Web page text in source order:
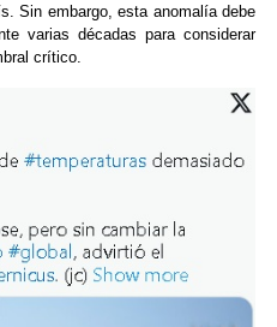
Sin embargo, esta anomalía debe
varias décadas para considerar
crítico.